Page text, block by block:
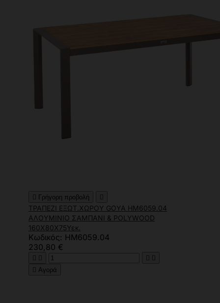
 Γρήγορη προβολή 
ΤΡΑΠΕΖΙ ΕΞΩΤ.ΧΩΡΟΥ GOYA HM6059.04
ΑΛΟΥΜΙΝΙΟ ΣΑΜΠΑΝΙ & POLYWOOD
160X80Χ75Υεκ.
Κωδικός: HM6059.04
230,80 €
   
 Αγορά